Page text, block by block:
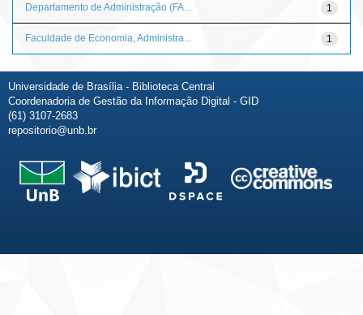
1
Departamento de Administração (FA...
1
Faculdade de Economia, Administra...
Universidade de Brasília - Biblioteca Central
Coordenadoria de Gestão da Informação Digital - GID
(61) 3107-2683
repositorio@unb.br